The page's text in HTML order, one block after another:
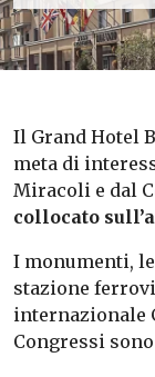
Il Grand Hotel
meta di
Miracoli e dal
collocato
I monumenti,
stazione
internazionale
Congressi